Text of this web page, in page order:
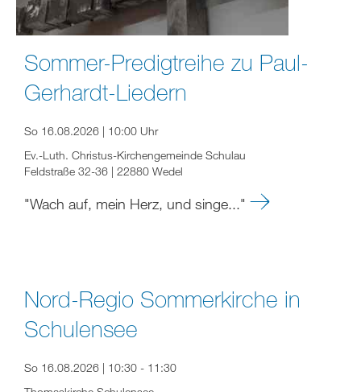
Sommer-Predigtreihe zu Paul-
Gerhardt-Liedern
So 16.08.2026 | 10:00 Uhr
Ev.-Luth. Christus-Kirchengemeinde Schulau
Feldstraße 32-36 | 22880 Wedel
"Wach auf, mein Herz, und singe..."
Nord-Regio Sommerkirche in
Schulensee
So 16.08.2026 | 10:30 - 11:30